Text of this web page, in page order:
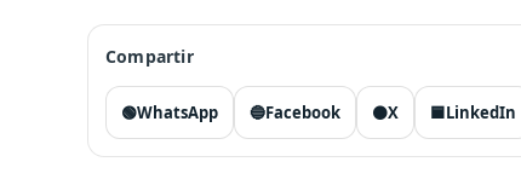
Compartir
🟢WhatsApp 🔵Facebook ⚫X 🟦LinkedIn